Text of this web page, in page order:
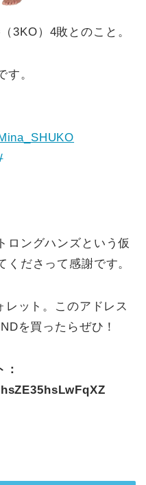
3KO）4敗とのこと。
す。
ロングハンズという仮
ださって感謝です。
レット。このアドレス
を買ったらぜひ！